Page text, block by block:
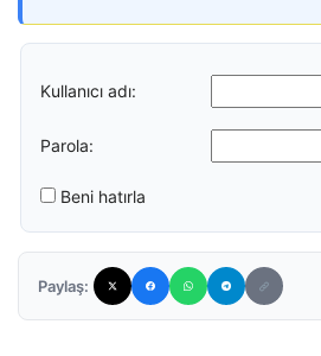
Kullanıcı adı:
Parola:
Beni hatırla
Paylaş: